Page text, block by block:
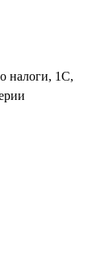
налоги, 1С,